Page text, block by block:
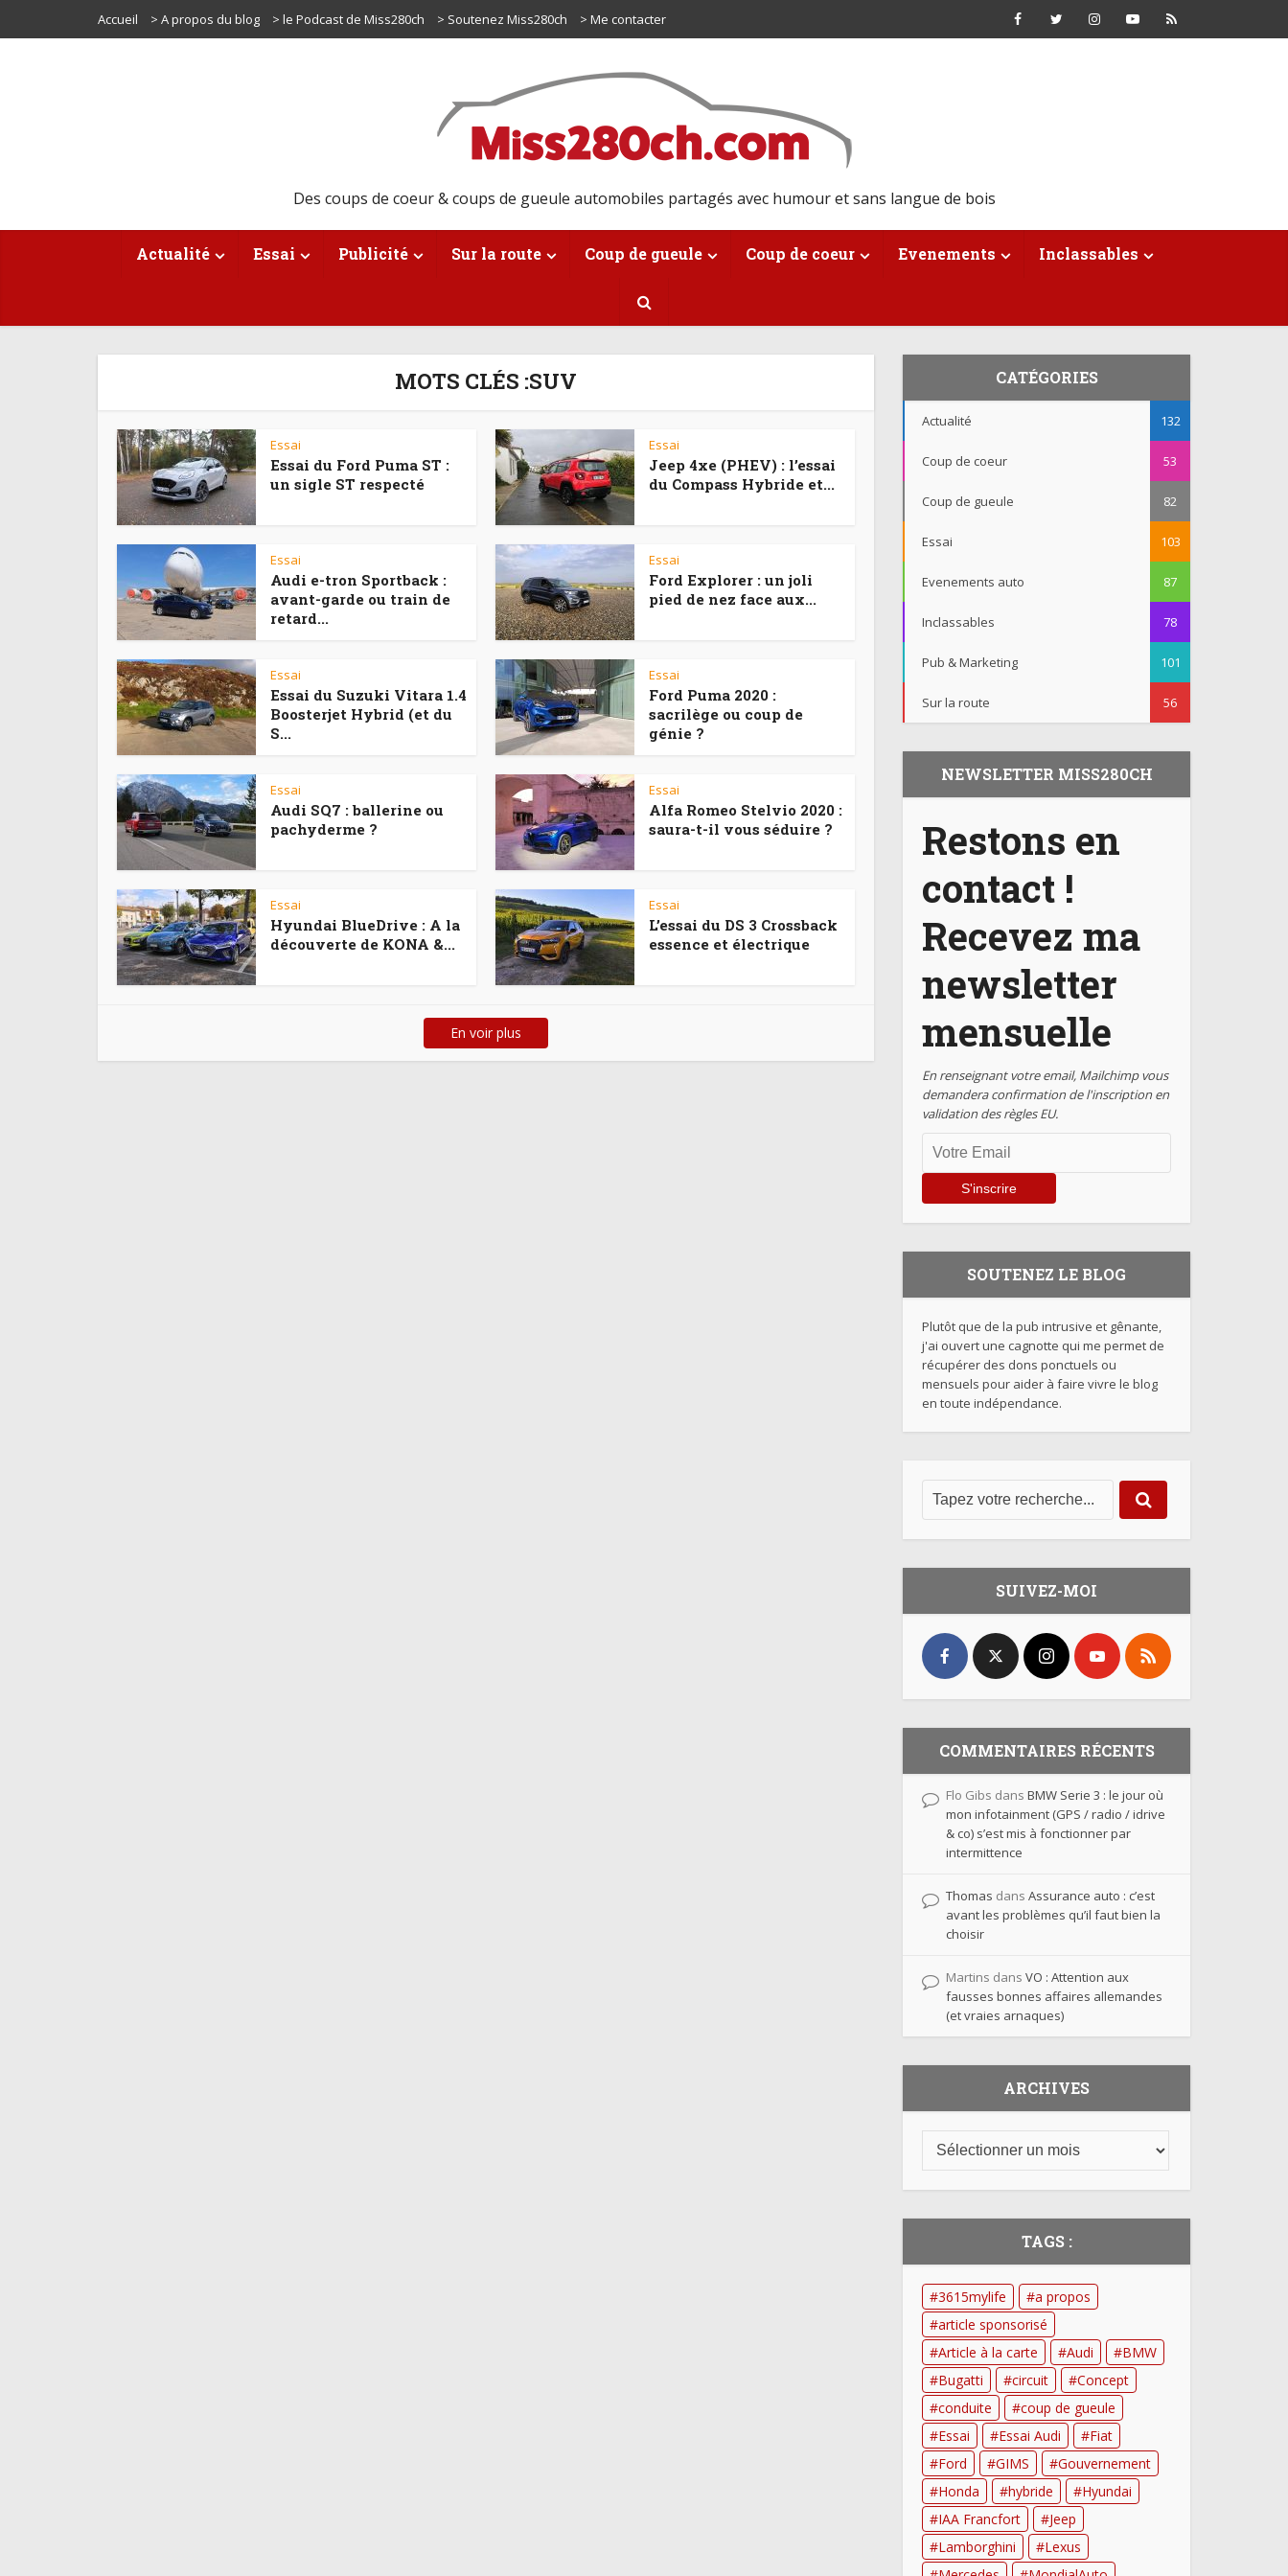
Accueil > A propos du blog > le Podcast de Miss280ch > Soutenez Miss280ch > Me contacter
Des coups de coeur & coups de gueule automobiles partagés avec humour et sans langue de bois
Actualité Essai Publicité Sur la route Coup de gueule Coup de coeur Evenements Inclassables
MOTS CLÉS :SUV
Essai
Essai du Ford Puma ST :
un sigle ST respecté
Essai
Jeep 4xe (PHEV) : l’essai
du Compass Hybride et...
Essai
Audi e-tron Sportback :
avant-garde ou train de
retard...
Essai
Ford Explorer : un joli
pied de nez face aux...
Essai
Essai du Suzuki Vitara 1.4
Boosterjet Hybrid (et du
S...
Essai
Ford Puma 2020 :
sacrilège ou coup de
génie ?
Essai
Audi SQ7 : ballerine ou
pachyderme ?
Essai
Alfa Romeo Stelvio 2020 :
saura-t-il vous séduire ?
Essai
Hyundai BlueDrive : A la
découverte de KONA &...
Essai
L’essai du DS 3 Crossback
essence et électrique
En voir plus
CATÉGORIES
Actualité 132
Coup de coeur 53
Coup de gueule 82
Essai 103
Evenements auto 87
Inclassables 78
Pub & Marketing 101
Sur la route 56
NEWSLETTER MISS280CH
Restons en
contact !
Recevez ma
newsletter
mensuelle
En renseignant votre email, Mailchimp vous
demandera confirmation de l'inscription en
validation des règles EU.
SOUTENEZ LE BLOG
Plutôt que de la pub intrusive et gênante,
j'ai ouvert une cagnotte qui me permet de
récupérer des dons ponctuels ou
mensuels pour aider à faire vivre le blog
en toute indépendance.
SUIVEZ-MOI
COMMENTAIRES RÉCENTS
Flo Gibs dans BMW Serie 3 : le jour où
mon infotainment (GPS / radio / idrive
& co) s’est mis à fonctionner par
intermittence
Thomas dans Assurance auto : c’est
avant les problèmes qu’il faut bien la
choisir
Martins dans VO : Attention aux
fausses bonnes affaires allemandes
(et vraies arnaques)
ARCHIVES
TAGS :
3615mylife
a propos
article sponsorisé
Article à la carte
Audi
BMW
Bugatti
circuit
Concept
conduite
coup de gueule
Essai
Essai Audi
Fiat
Ford
GIMS
Gouvernement
Honda
hybride
Hyundai
IAA Francfort
Jeep
Lamborghini
Lexus